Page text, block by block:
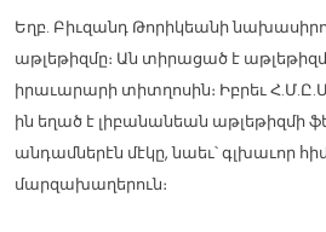
Եղբ. Բիւզանդ Թորիկեանի
աթլեթիզմը։ Ան տիրացած է
իրաւարարի տիտղոսին։ Իբրեւ
ին եղած է լիբանանեան աթլեթիզմի
անդամներէն մէկը, նաեւ՝ գլխաւոր
մարզախաղերուն։